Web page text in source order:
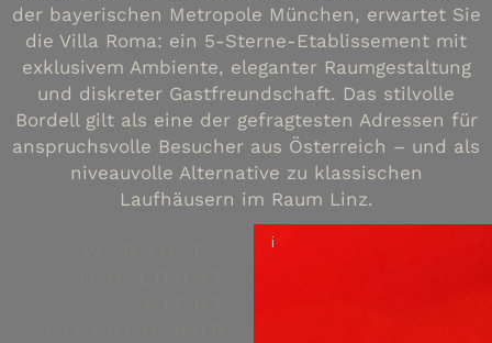
der bayerischen Metropole München, erwartet Sie
die Villa Roma: ein 5-Sterne-Etablissement mit
exklusivem Ambiente, eleganter Raumgestaltung
und diskreter Gastfreundschaft. Das stilvolle
Bordell gilt als eine der gefragtesten Adressen für
anspruchsvolle Besucher aus Österreich – und als
niveauvolle Alternative zu klassischen
Laufhäusern im Raum Linz.
i